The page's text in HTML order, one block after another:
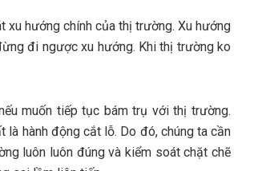
hướng chính của thị trường. Xu hướng
đi ngược xu hướng. Khi thị trường ko
muốn tiếp tục bám trụ với thị trường.
là hành động cắt lỗ. Do đó, chúng ta cần
luôn luôn đúng và kiểm soát chặt chẽ